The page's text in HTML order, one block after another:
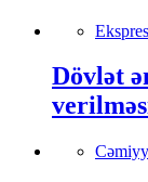
Dövlət